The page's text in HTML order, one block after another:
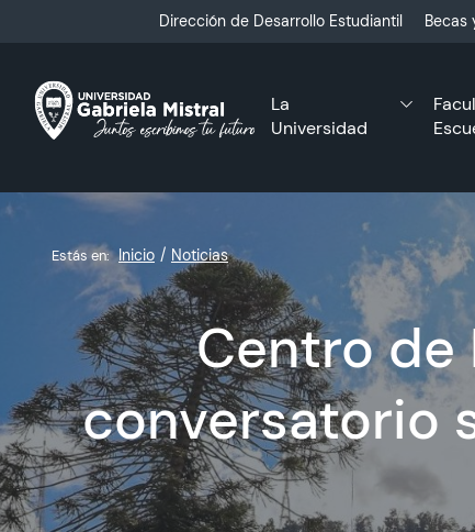
Dirección de Desarrollo Estudiantil Becas
La
Universidad
Estás en: Inicio Noticias
Centro de
conversatorio